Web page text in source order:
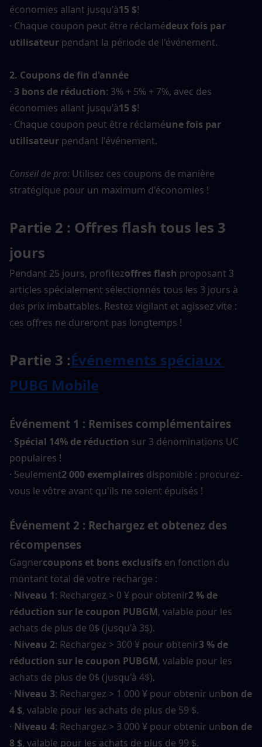
économies allant jusqu'à15 $!
· Chaque coupon peut être réclamédeux fois par
utilisateur pendant la période de l'événement.
2. Coupons de fin d'année
· 3 bons de réduction: 3% + 5% + 7%, avec des
économies allant jusqu'à15 $!
· Chaque coupon peut être réclaméune fois par
utilisateur pendant l'événement.
Conseil de pro: Utilisez ces coupons de manière
stratégique pour un maximum d'économies !
Partie 2 : Offres flash tous les 3
jours
Pendant 25 jours, profitezoffres flash proposant 3
articles spécialement sélectionnés tous les 3 jours à
des prix imbattables. Restez vigilant et agissez vite :
ces offres ne dureront pas longtemps !
Partie 3 :Événements spéciaux
PUBG Mobile
Événement 1 : Remises complémentaires
· Spécial 14% de réduction sur 3 dénominations UC
populaires !
· Seulement2 000 exemplaires disponible : procurez-
vous le vôtre avant qu'ils ne soient épuisés !
Événement 2 : Rechargez et obtenez des
récompenses
Gagnercoupons et bons exclusifs en fonction du
montant total de votre recharge :
· Niveau 1: Rechargez > 0 ¥ pour obtenir2 % de
réduction sur le coupon PUBGM, valable pour les
achats de plus de 0$ (jusqu'à 3$).
· Niveau 2: Rechargez > 300 ¥ pour obtenir3 % de
réduction sur le coupon PUBGM, valable pour les
achats de plus de 0$ (jusqu'à 4$).
· Niveau 3: Rechargez > 1 000 ¥ pour obtenir unbon de
4 $, valable pour les achats de plus de 59 $.
· Niveau 4: Rechargez > 3 000 ¥ pour obtenir unbon de
8 $, valable pour les achats de plus de 99 $.